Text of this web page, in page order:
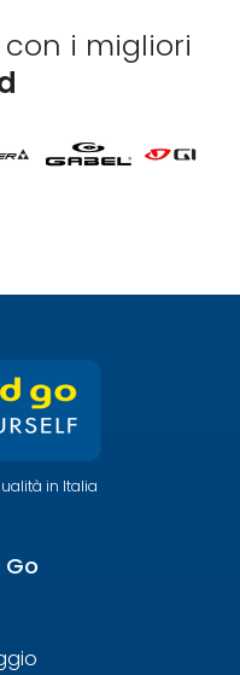
i migliori
in Italia
Go